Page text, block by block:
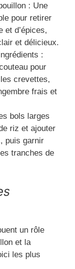
: Une
pour retirer
et d’épices,
et délicieux.
:
pour
crevettes,
frais et
bols larges
riz et ajouter
puis garnir
tranches de
un rôle
et la
les plus